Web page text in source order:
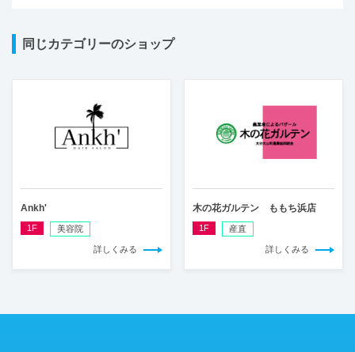
同じカテゴリーのショップ
Ankh'
1F 美容院
詳しくみる
木の花ガルテン ももち浜店
1F 産直
詳しくみる